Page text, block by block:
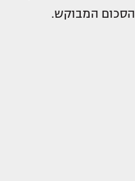
הסכום המבוקש.